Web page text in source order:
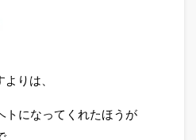
りは、
トになってくれたほうが